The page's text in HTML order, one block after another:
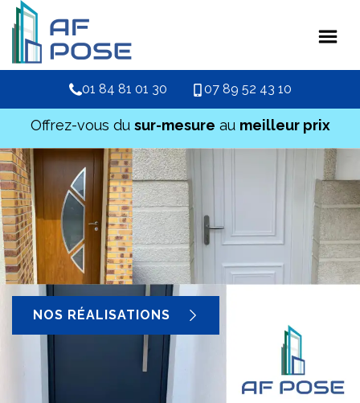
01 84 81 01 30 07 89 52 43 10
Offrez-vous du sur-mesure au meilleur prix
NOS RÉALISATIONS